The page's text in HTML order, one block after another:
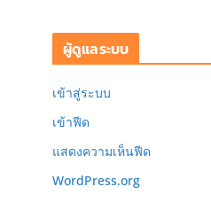
ผู้ดูแลระบบ
เข้าสู่ระบบ
เข้าฟีด
แสดงความเห็นฟีด
WordPress.org